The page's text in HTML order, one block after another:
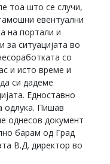
тоа што се случи,
евентуални
на портали и
за ситуацијата во
со
и исто време и
си дадеме
Едноставно
одлука. Пишав
однесов документ
барам од Град
В.Д. директор во